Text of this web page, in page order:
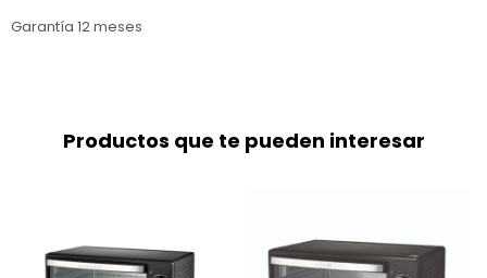
Garantía 12 meses
Productos que te pueden interesar